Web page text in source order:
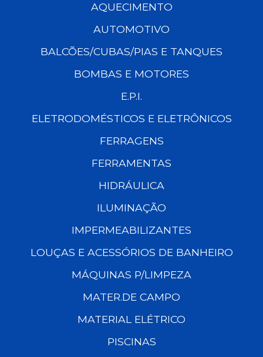
AQUECIMENTO
AUTOMOTIVO
BALCÕES/CUBAS/PIAS E TANQUES
BOMBAS E MOTORES
E.P.I.
ELETRODOMÉSTICOS E ELETRÔNICOS
FERRAGENS
FERRAMENTAS
HIDRÁULICA
ILUMINAÇÃO
IMPERMEABILIZANTES
LOUÇAS E ACESSÓRIOS DE BANHEIRO
MÁQUINAS P/LIMPEZA
MATER.DE CAMPO
MATERIAL ELÉTRICO
PISCINAS